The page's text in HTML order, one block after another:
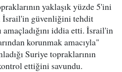
yaklaşık yüzde 5'ini
İsrail'in güvenliğini tehdit
iddia etti. İsrail'in
korunmak amacıyla"
Suriye topraklarının
ettiğini savundu.